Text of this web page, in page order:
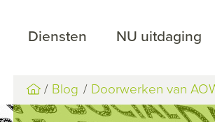
Diensten NU uitdaging
Blog Doorwerken van